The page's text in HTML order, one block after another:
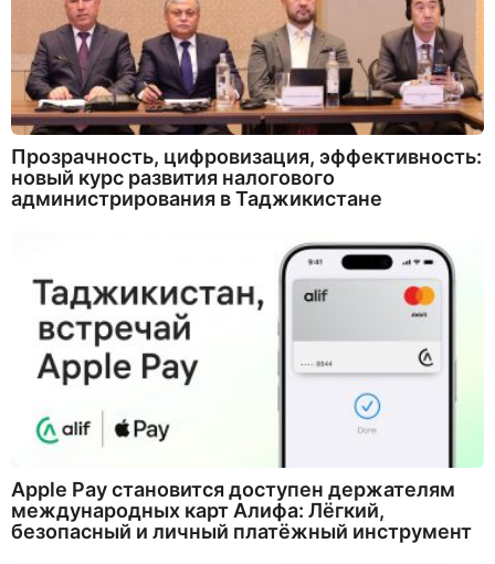
Прозрачность, цифровизация, эффективность:
новый курс развития налогового
администрирования в Таджикистане
Apple Pay становится доступен держателям
международных карт Алифа: Лёгкий,
безопасный и личный платёжный инструмент